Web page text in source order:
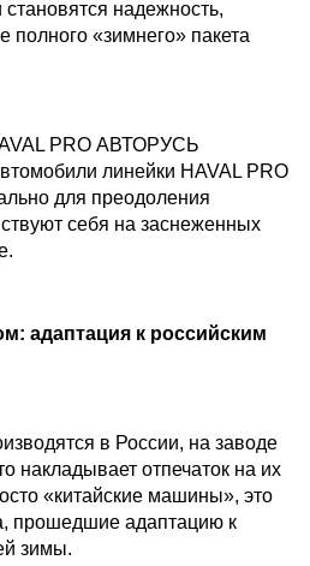
надежность,
полного «зимнего» пакета
PRO АВТОРУСЬ
линейки HAVAL PRO
для преодоления
себя на заснеженных
адаптация к российским
в России, на заводе
накладывает отпечаток на их
«китайские машины», это
прошедшие адаптацию к
зимы.